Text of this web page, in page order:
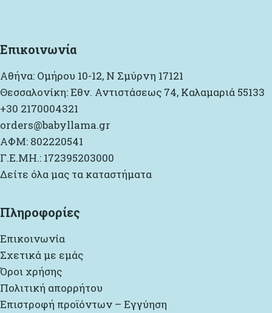
Επικοινωνία
Αθήνα: Ομήρου 10-12, Ν Σμύρνη 17121
Θεσσαλονίκη: Εθν. Αντιστάσεως 74, Καλαμαριά 55133
+30 2170004321
orders@babyllama.gr
ΑΦΜ: 802220541
Γ.Ε.ΜΗ.: 172395203000
Δείτε όλα μας τα καταστήματα
Πληροφορίες
Επικοινωνία
Σχετικά με εμάς
Όροι χρήσης
Πολιτική απορρήτου
Επιστροφή προϊόντων – Εγγύηση